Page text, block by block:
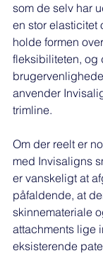
som de selv har
en stor elasticitet
holde formen
fleksibiliteten, og
anvender
trimline.
Om der reelt er
med Invisaligns
er vanskeligt at
påfaldende, at
skinnemateriale
attachments lige
eksisterende